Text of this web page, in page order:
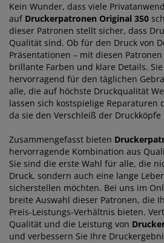
Kein Wunder, dass viele
auf Druckerpatronen Original 350
dieser Patronen stellt sicher, dass
Qualität sind. Ob für den Druck von
Präsentationen – mit diesen
brillante Farben und klare Details.
hervorragend für den täglichen
alle, die auf höchste Druckqualität
lassen sich kostspielige Reparaturen
da sie den Verschleiß der
Zusammengefasst bieten
hervorragende Kombination aus
Sie sind die erste Wahl für alle, die
Druck, sondern auch eine lange
sicherstellen möchten. Bei uns im
breite Auswahl dieser Patronen, die
Preis-Leistungs-Verhältnis bieten.
Qualität und die Leistung von
und verbessern Sie Ihre